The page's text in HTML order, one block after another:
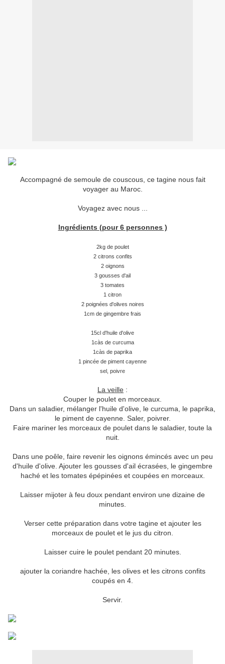
Accompagné de semoule de couscous, ce tagine nous fait
voyager au Maroc.
Voyagez avec nous ...
Ingrédients (pour 6 personnes )
2kg de poulet
2 citrons confits
2 oignons
3 gousses d'ail
3 tomates
1 citron
2 poignées d'olives noires
1cm de gingembre frais
15cl d'huile d'olive
1càs de curcuma
1càs de paprika
1 pincée de piment cayenne
sel, poivre
La veille :
Couper le poulet en morceaux.
Dans un saladier, mélanger l'huile d'olive, le curcuma, le paprika,
le piment de cayenne. Saler, poivrer.
Faire mariner les morceaux de poulet dans le saladier, toute la
nuit.
Dans une poêle, faire revenir les oignons émincés avec un peu
d'huile d'olive. Ajouter les gousses d'ail écrasées, le gingembre
haché et les tomates épépinées et coupées en morceaux.
Laisser mijoter à feu doux pendant environ une dizaine de
minutes.
Verser cette préparation dans votre tagine et ajouter les
morceaux de poulet et le jus du citron.
Laisser cuire le poulet pendant 20 minutes.
ajouter la coriandre hachée, les olives et les citrons confits
coupés en 4.
Servir.